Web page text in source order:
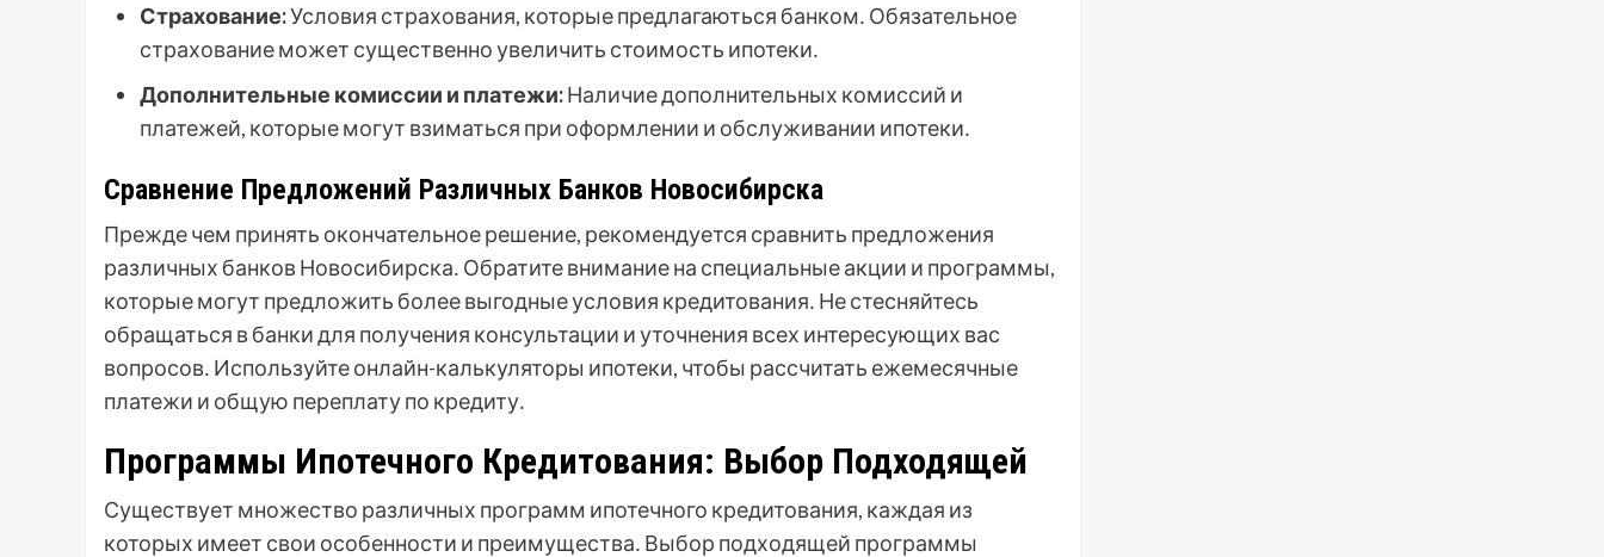
Страхование:Условия страхования, которые предлагаються банком․ Обязательное
страхование может существенно увеличить стоимость ипотеки․
Дополнительные комиссии и платежи:Наличие дополнительных комиссий и
платежей, которые могут взиматься при оформлении и обслуживании ипотеки․
Сравнение Предложений Различных Банков Новосибирска
Прежде чем принять окончательное решение, рекомендуется сравнить предложения
различных банков Новосибирска․ Обратите внимание на специальные акции и программы,
которые могут предложить более выгодные условия кредитования․ Не стесняйтесь
обращаться в банки для получения консультации и уточнения всех интересующих вас
вопросов․ Используйте онлайн-калькуляторы ипотеки, чтобы рассчитать ежемесячные
платежи и общую переплату по кредиту․
Программы Ипотечного Кредитования: Выбор Подходящей
Существует множество различных программ ипотечного кредитования, каждая из
которых имеет свои особенности и преимущества․ Выбор подходящей программы